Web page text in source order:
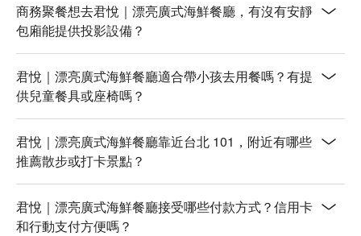
商務聚餐想去君悅｜漂亮廣式海鮮餐廳，有沒有安靜
包廂能提供投影設備？
君悅｜漂亮廣式海鮮餐廳適合帶小孩去用餐嗎？有提
供兒童餐具或座椅嗎？
君悅｜漂亮廣式海鮮餐廳靠近台北 101，附近有哪些
推薦散步或打卡景點？
君悅｜漂亮廣式海鮮餐廳接受哪些付款方式？信用卡
和行動支付方便嗎？